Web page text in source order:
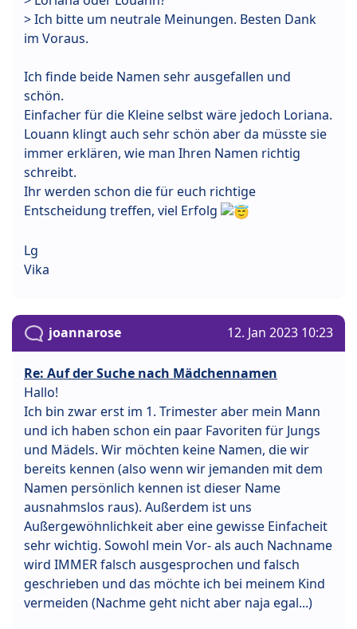
> Ich bitte um neutrale Meinungen. Besten Dank
im Voraus.
Ich finde beide Namen sehr ausgefallen und
schön.
Einfacher für die Kleine selbst wäre jedoch Loriana.
Louann klingt auch sehr schön aber da müsste sie
immer erklären, wie man Ihren Namen richtig
schreibt.
Ihr werden schon die für euch richtige
Entscheidung treffen, viel Erfolg
Lg
Vika
joannarose 12. Jan 2023 10:23
Re: Auf der Suche nach Mädchennamen
Hallo!
Ich bin zwar erst im 1. Trimester aber mein Mann
und ich haben schon ein paar Favoriten für Jungs
und Mädels. Wir möchten keine Namen, die wir
bereits kennen (also wenn wir jemanden mit dem
Namen persönlich kennen ist dieser Name
ausnahmslos raus). Außerdem ist uns
Außergewöhnlichkeit aber eine gewisse Einfacheit
sehr wichtig. Sowohl mein Vor- als auch Nachname
wird IMMER falsch ausgesprochen und falsch
geschrieben und das möchte ich bei meinem Kind
vermeiden (Nachme geht nicht aber naja egal...)